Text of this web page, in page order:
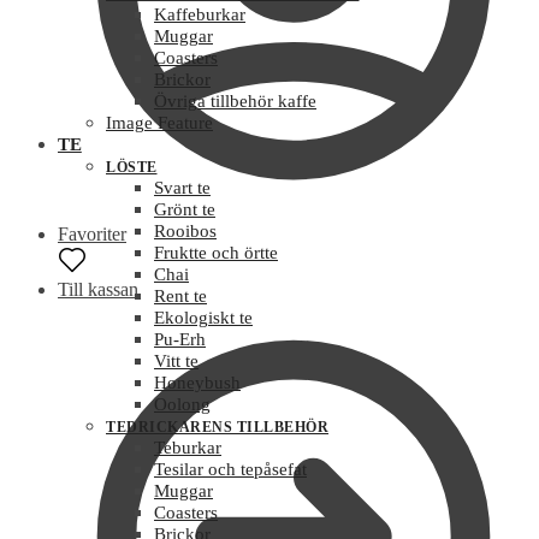
Favoriter
Till kassan
Kaffeburkar
Muggar
Coasters
Brickor
Övriga tillbehör kaffe
Image Feature
TE
LÖSTE
Svart te
Grönt te
Rooibos
Fruktte och örtte
Chai
Rent te
Ekologiskt te
Pu-Erh
Vitt te
Honeybush
Oolong
TEDRICKARENS TILLBEHÖR
Teburkar
Tesilar och tepåsefat
Muggar
Coasters
Brickor
Nödvändiga
Dessa kakor
går inte att
fungera.
För att vi ska